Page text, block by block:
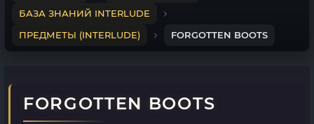
БАЗА ЗНАНИЙ INTERLUDE
ПРЕДМЕТЫ (INTERLUDE)
FORGOTTEN BOOTS
FORGOTTEN BOOTS